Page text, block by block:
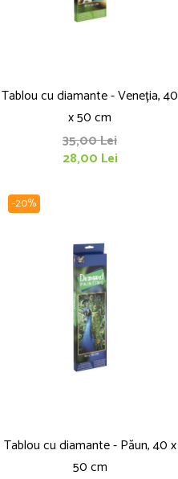
Tablou cu diamante - Veneția, 40
x 50 cm
35,00 Lei
28,00 Lei
-20%
Tablou cu diamante - Păun, 40 x
50 cm